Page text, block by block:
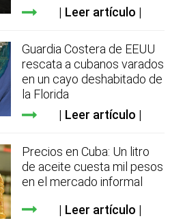
Leer artículo
Guardia Costera de EEUU
rescata a cubanos varados
en un cayo deshabitado de
la Florida
Leer artículo
Precios en Cuba: Un litro
de aceite cuesta mil pesos
en el mercado informal
Leer artículo